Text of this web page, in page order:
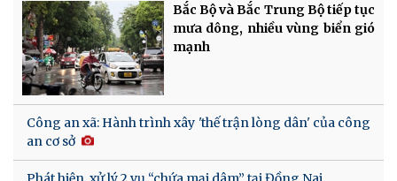
Bắc Bộ và Bắc Trung Bộ tiếp tục
mưa dông, nhiều vùng biển gió
mạnh
Công an xã: Hành trình xây 'thế trận lòng dân' của công
an cơ sở